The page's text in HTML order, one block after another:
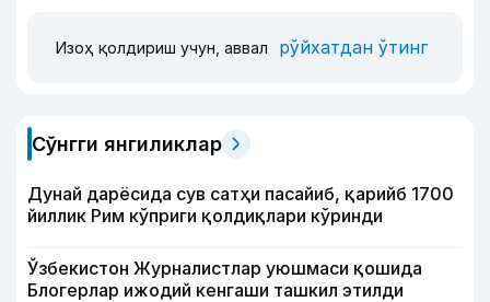
Изоҳ қолдириш учун, аввал рўйхатдан ўтинг
Сўнгги янгиликлар
Дунай дарёсида сув сатҳи пасайиб, қарийб 1700
йиллик Рим кўприги қолдиқлари кўринди
Ўзбекистон Журналистлар уюшмаси қошида
Блогерлар ижодий кенгаши ташкил этилди